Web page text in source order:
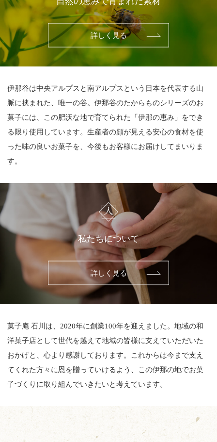
詳しく見る
伊那谷は中央アルプスと南アルプスという日本を代表する山
脈に挟まれた、唯一の谷。伊那谷のたからものシリーズのお
菓子には、この肥沃な地で育てられた「伊那の恵み」をでき
る限り使用しています。生産者の顔が見える安心の食材を使
った味の良いお菓子を、今後もお客様にお届けしてまいりま
す。
菓子庵 石川は、2020年に創業100年を迎えました。地域の和
洋菓子店として世代を越えて地域の皆様に支えていただいた
おかげと、心より感謝しております。これからは今まで支え
てくれた方々に恩を贈っていけるよう、この伊那の地でお菓
子づくりに取り組んでいきたいと考えています。
私たちについて
詳しく見る